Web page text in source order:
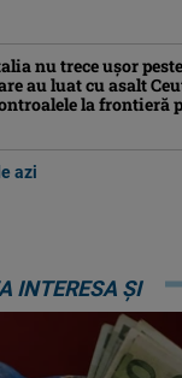
nu trece ușor
au luat cu asalt
la frontieră
azi
INTERESA ȘI